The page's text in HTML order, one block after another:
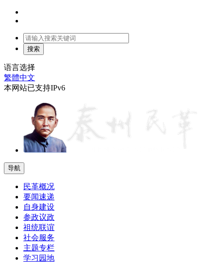
语言选择
繁體中文
本网站已支持IPv6
导航
民革概况
要闻速递
自身建设
参政议政
祖统联谊
社会服务
主题专栏
学习园地